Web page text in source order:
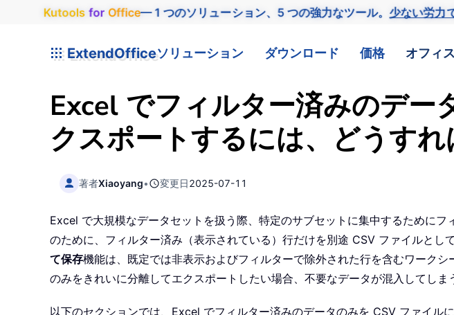
Kutools for Office— 1 つのソリューション、5 つの強力なツール。 少ない労力
ExtendOfficeソリューション ダウンロード 価格 オフィ
Excel でフィルター済みのデー
クスポートするには、どうすれ
著者Xiaoyang• 変更日2025-07-11
Excel で大規模なデータセットを扱う際、特定のサブセットに集中するために
のために、フィルター済み（表示されている）行だけを別途 CSV ファイルと
て保存機能は、既定では非表示およびフィルターで除外された行を含むワーク
のみをきれいに分離してエクスポートしたい場合、不要なデータが混入してしま
以下のセクションでは、Excel でフィルター済みのデータのみを CSV ファイ